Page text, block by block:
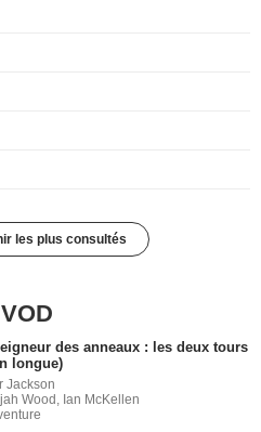
les plus consultés
des anneaux : les deux tours
longue)
Jackson
Wood, Ian McKellen